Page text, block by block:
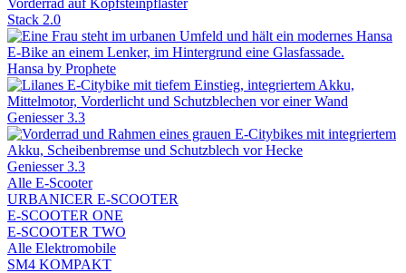
Stack 2.0
Hansa by Prophete
Geniesser 3.3
Geniesser 3.3
Alle E-Scooter
URBANICER E-SCOOTER
E-SCOOTER ONE
E-SCOOTER TWO
Alle Elektromobile
SM4 KOMPAKT